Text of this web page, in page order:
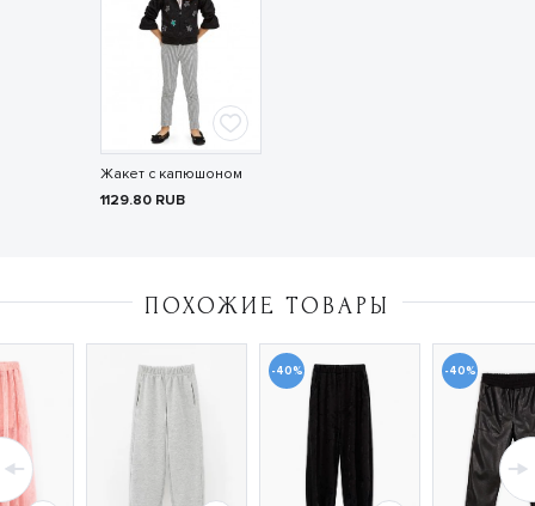
Жакет с капюшоном
1129.80 RUB
ПОХОЖИЕ ТОВАРЫ
-40% -40%